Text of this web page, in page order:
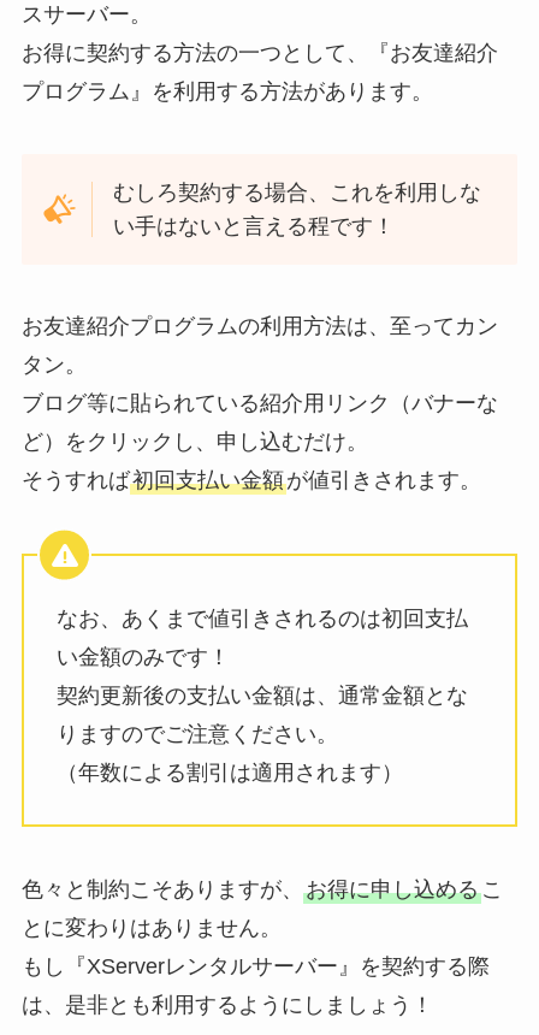
スサーバー。
お得に契約する方法の一つとして、『お友達紹介
プログラム』を利用する方法があります。
むしろ契約する場合、これを利用しな
い手はないと言える程です！
お友達紹介プログラムの利用方法は、至ってカン
タン。
ブログ等に貼られている紹介用リンク（バナーな
ど）をクリックし、申し込むだけ。
そうすれば初回支払い金額が値引きされます。
なお、あくまで値引きされるのは初回支払
い金額のみです！
契約更新後の支払い金額は、通常金額とな
りますのでご注意ください。
（年数による割引は適用されます）
色々と制約こそありますが、 お得に申し込めるこ
とに変わりはありません。
もし『XServerレンタルサーバー』を契約する際
は、是非とも利用するようにしましょう！